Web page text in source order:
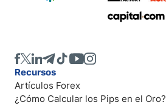
Recursos
Artículos Forex
¿Cómo Calcular los Pips en el Oro?